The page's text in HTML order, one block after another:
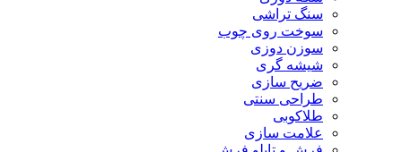
سنگ تراشی
سوخت روی چوب
سوزن دوزی
شیشه گری
ضریح سازی
طراحی سنتی
طلاکوبی
علامت سازی